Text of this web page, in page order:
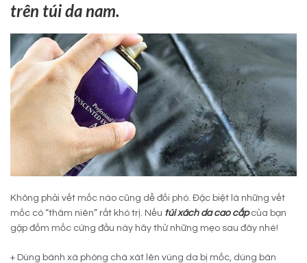
trên túi da nam.
Không phải vết mốc nào cũng dễ đối phó. Đặc biệt là những vết
mốc có “thâm niên” rất khó trị. Nếu túi xách da cao cấpcủa bạn
gặp đốm mốc cứng đầu này hãy thử những mẹo sau đây nhé!
+ Dùng bánh xà phòng chà xát lên vùng da bị mốc, dùng bàn